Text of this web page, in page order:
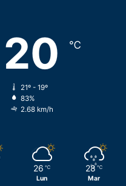
20 ℃
21º - 19º
83%
2.68 km/h
26 ℃
Lun
28 ℃
Mar